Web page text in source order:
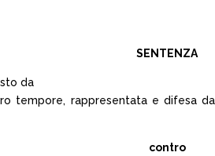
SENTENZA
da
tempore, rappresentata e difesa
contro